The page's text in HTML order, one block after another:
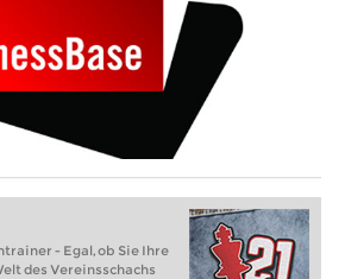
- Egal, ob Sie Ihre
des Vereinsschachs